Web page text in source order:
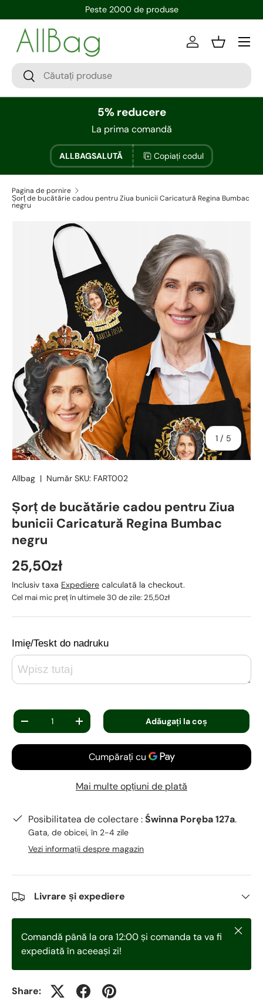
Peste 2000 de produse
Conectați-vă
Bin
5% reducere
La prima comandă
ALLBAGSALUTĂ Copiați codul
Pagina de pornire
Șorț de bucătărie cadou pentru Ziua bunicii Caricatură Regina Bumbac
negru
1 / din
5
Allbag | Număr SKU: FART002
Șorț de bucătărie cadou pentru Ziua
bunicii Caricatură Regina Bumbac
negru
25,50zł
Inclusiv taxa Expediere calculată la checkout.
Cel mai mic preț în ultimele 30 de zile: 25,50zł
Imię/Teskt do nadruku
Cantitate
-
+ Adăugați la coș
Mai multe opțiuni de plată
Posibilitatea de colectare :Świnna Poręba 127a.
Gata, de obicei, în 2-4 zile
Vezi informații despre magazin
Livrare și expediere
Comandă până la ora 12:00 și comanda ta va fi
expediată în aceeași zi!
Share: